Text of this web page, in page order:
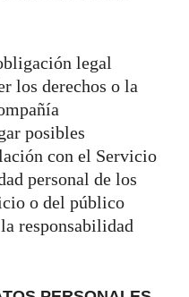
legal
los derechos o la
posibles
con el Servicio
personal de los
o del público
responsabilidad